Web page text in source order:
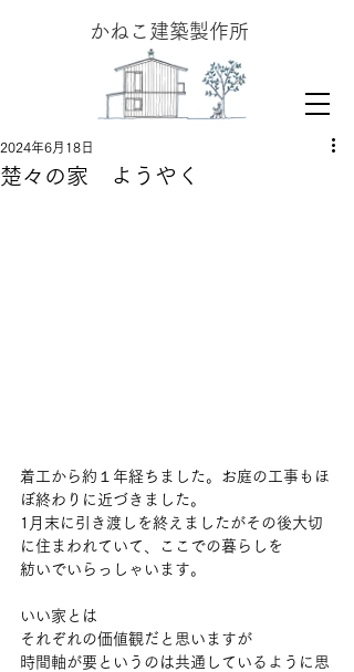
​かねこ建築製作所
楚々の家 ようやく
2024年6月18日
着工から約１年経ちました。お庭の工事もほ
ぼ終わりに近づきました。
1月末に引き渡しを終えましたがその後大切
に住まわれていて、ここでの暮らしを
紡いでいらっしゃいます。
いい家とは
それぞれの価値観だと思いますが
時間軸が要というのは共通しているように思